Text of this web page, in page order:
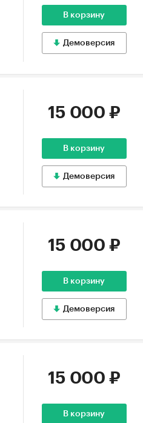
В корзину
Демоверсия
15 000 ₽
В корзину
Демоверсия
15 000 ₽
В корзину
Демоверсия
15 000 ₽
В корзину